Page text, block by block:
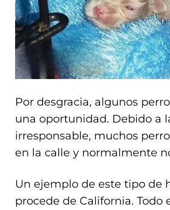
Por desgracia, algunos
una oportunidad. Debido a
irresponsable, muchos
en la calle y normalmente
Un ejemplo de este tipo de
procede de California. Todo